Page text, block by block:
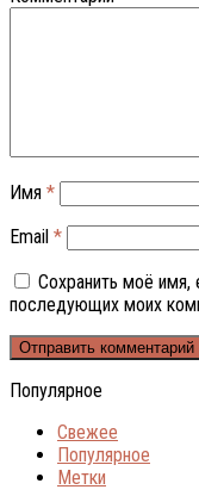
Имя *
Email *
Сохранить моё имя,
последующих моих
Популярное
Свежее
Популярное
Метки